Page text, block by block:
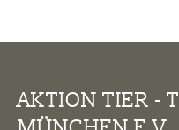
AKTION TIER -